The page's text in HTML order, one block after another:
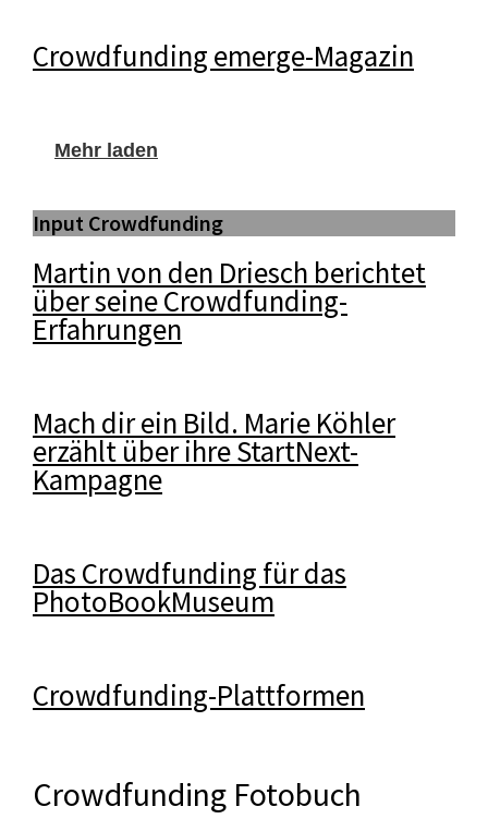
Crowdfunding emerge-Magazin
Mehr laden
Input Crowdfunding
Martin von den Driesch berichtet
über seine Crowdfunding-
Erfahrungen
Mach dir ein Bild. Marie Köhler
erzählt über ihre StartNext-
Kampagne
Das Crowdfunding für das
PhotoBookMuseum
Crowdfunding-Plattformen
Crowdfunding Fotobuch